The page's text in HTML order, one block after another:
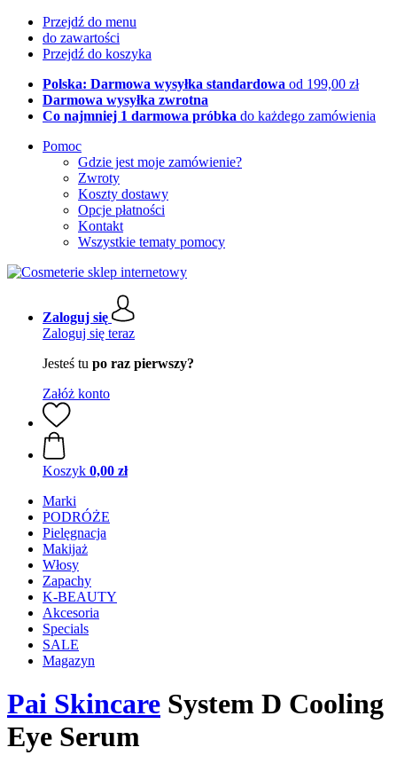
Przejdź do menu
do zawartości
Przejdź do koszyka
Polska: Darmowa wysyłka standardowa od 199,00 zł
Darmowa wysyłka zwrotna
Co najmniej 1 darmowa próbka do każdego zamówienia
Pomoc
Gdzie jest moje zamówienie?
Zwroty
Koszty dostawy
Opcje płatności
Kontakt
Wszystkie tematy pomocy
Zaloguj się
Zaloguj się teraz
Jesteś tu po raz pierwszy?
Załóż konto
Koszyk 0,00 zł
Marki
PODRÓŻE
Pielęgnacja
Makijaż
Włosy
Zapachy
K-BEAUTY
Akcesoria
Specials
SALE
Magazyn
Pai Skincare System D Cooling
Eye Serum